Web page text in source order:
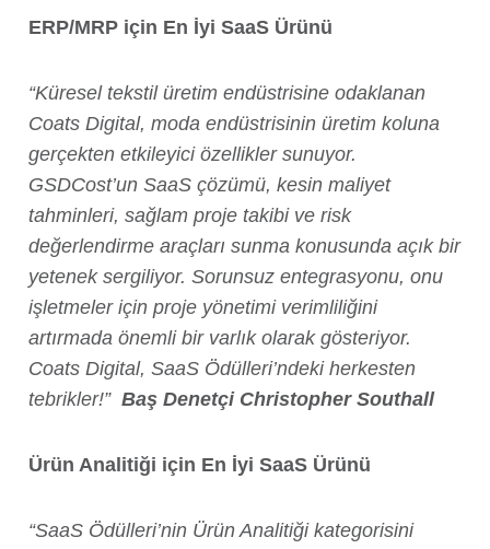
ERP/MRP için En İyi SaaS Ürünü
“Küresel tekstil üretim endüstrisine odaklanan
Coats Digital, moda endüstrisinin üretim koluna
gerçekten etkileyici özellikler sunuyor.
GSDCost’un SaaS çözümü, kesin maliyet
tahminleri, sağlam proje takibi ve risk
değerlendirme araçları sunma konusunda açık bir
yetenek sergiliyor. Sorunsuz entegrasyonu, onu
işletmeler için proje yönetimi verimliliğini
artırmada önemli bir varlık olarak gösteriyor.
Coats Digital, SaaS Ödülleri’ndeki herkesten
tebrikler!” Baş Denetçi Christopher Southall
Ürün Analitiği için En İyi SaaS Ürünü
“SaaS Ödülleri’nin Ürün Analitiği kategorisini